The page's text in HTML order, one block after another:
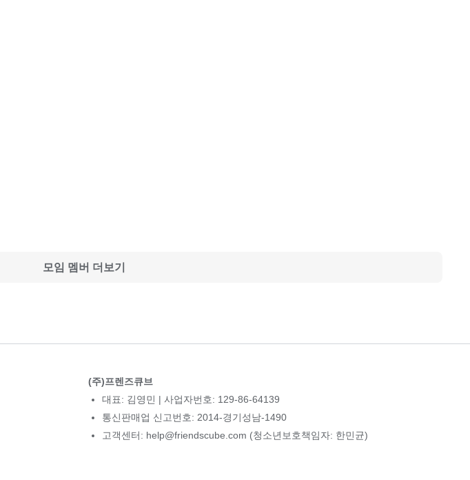
모임 멤버 더보기
(주)프렌즈큐브
대표: 김영민 | 사업자번호: 129-86-64139
통신판매업 신고번호: 2014-경기성남-1490
고객센터: help@friendscube.com (청소년보호책임자: 한민균)